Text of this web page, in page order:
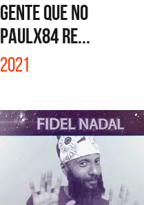
GENTE QUE NO
PAULX84 RE...
2021